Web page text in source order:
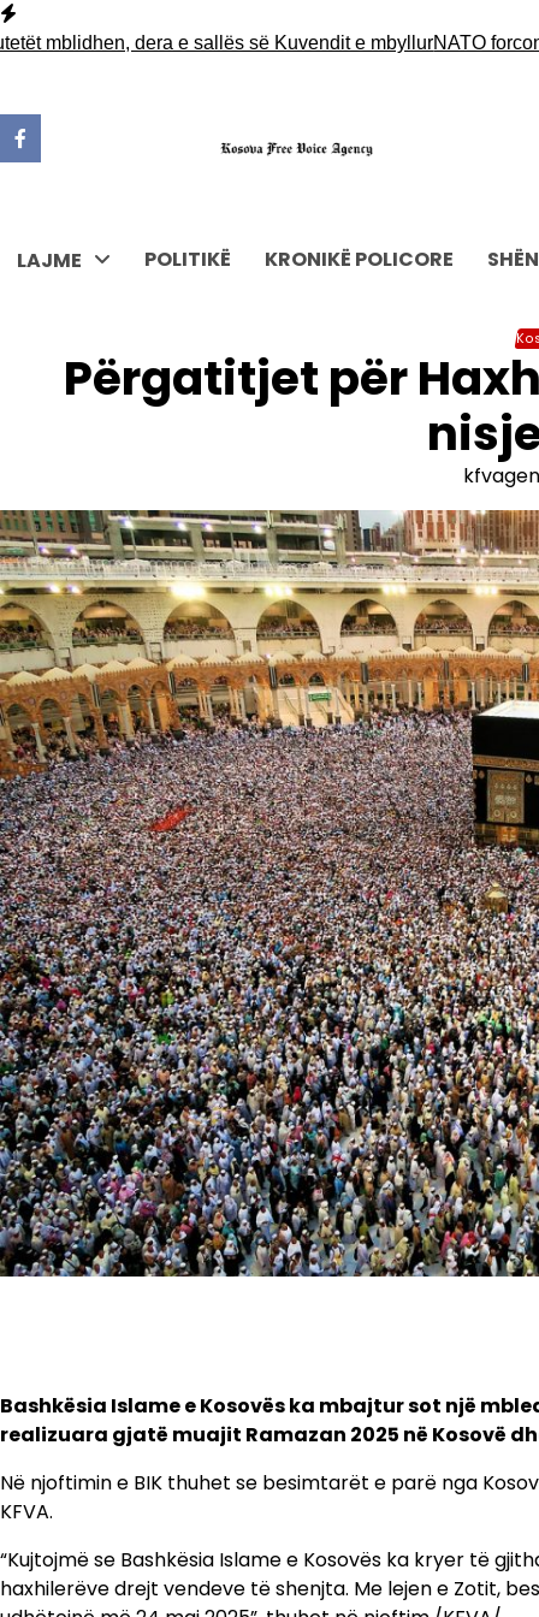
Skip
to
dera e sallës së Kuvendit e mbyllurNATO forcon
LAJME POLITIKË KRONIKË POLICORE
Përgatitjet për
Bashkësia Islame e Kosovës ka mbajtur sot një
realizuara gjatë muajit Ramazan 2025 në Kosovë
Në njoftimin e BIK thuhet se besimtarët e parë nga
KFVA.
“Kujtojmë se Bashkësia Islame e Kosovës ka kryer të
haxhilerëve drejt vendeve të shenjta. Me lejen e Zotit,